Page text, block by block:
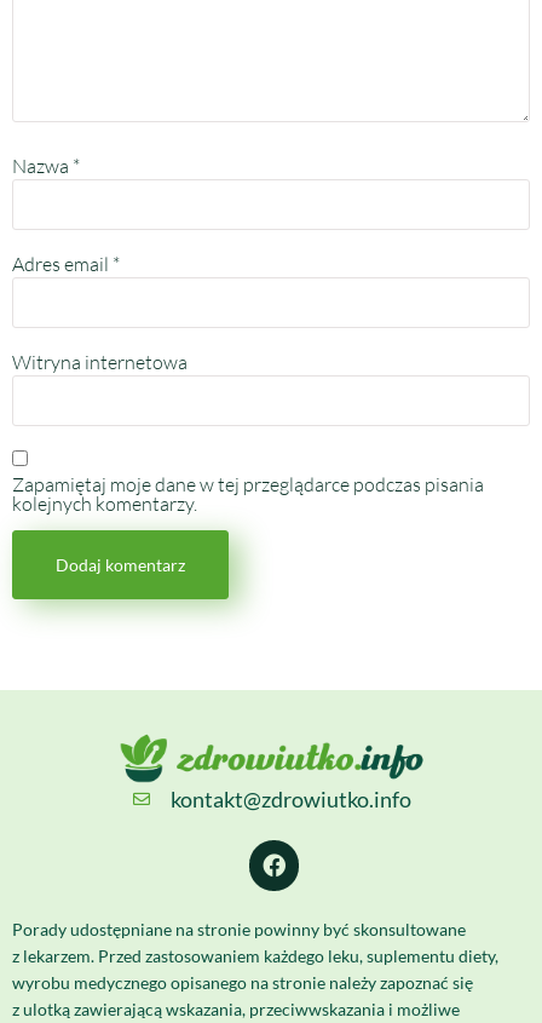
Nazwa *
Adres email *
Witryna internetowa
Zapamiętaj moje dane w tej przeglądarce podczas pisania
kolejnych komentarzy.
kontakt@zdrowiutko.info
Porady udostępniane na stronie powinny być skonsultowane
z lekarzem. Przed zastosowaniem każdego leku, suplementu diety,
wyrobu medycznego opisanego na stronie należy zapoznać się
z ulotką zawierającą wskazania, przeciwwskazania i możliwe